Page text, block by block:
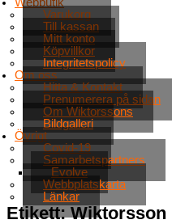
Varukorg
Till kassan
Mitt konto
Köpvillkor
Integritetspolicy
Om oss
Hitta & Kontakt
Prenumerera på sidan
Om Wiktorssons
Bildgalleri
Övrigt
Covid-19
Samarbetspartners
Evolve
Webbplatskarta
Länkar
Etikett:Wiktorsson